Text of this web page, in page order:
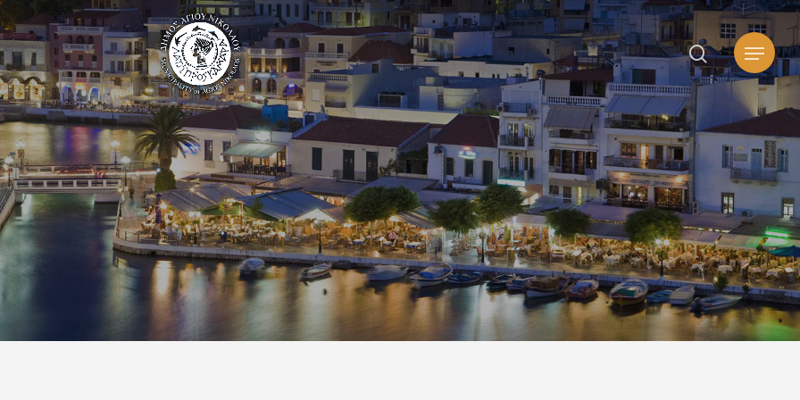
search
Μενού